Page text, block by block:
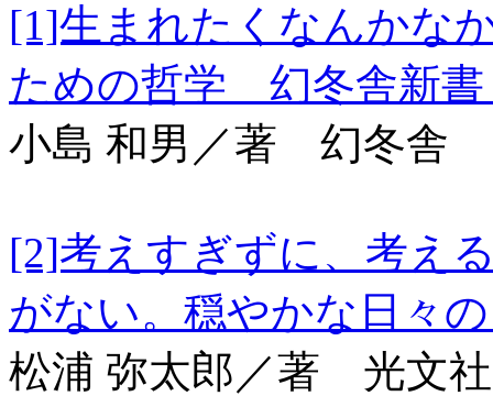
[1]生まれたくなんか
ための哲学 幻冬舎新
小島 和男／著 幻冬舎
[2]考えすぎずに、考
がない。穏やかな日
松浦 弥太郎／著 光文社